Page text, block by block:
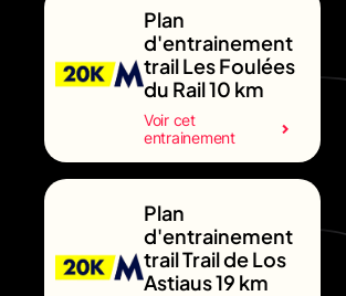
Plan
d'entrainement
trail Les Foulées
du Rail 10 km
Voir cet
entrainement
Plan
d'entrainement
trail Trail de Los
Astiaus 19 km